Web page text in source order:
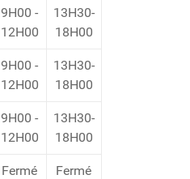
9H00 -
12H00
13H30-
18H00
9H00 -
12H00
13H30-
18H00
9H00 -
12H00
13H30-
18H00
Fermé Fermé